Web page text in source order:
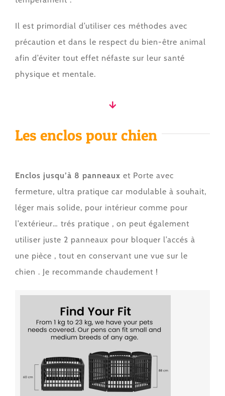
Il est primordial d’utiliser ces méthodes avec
précaution et dans le respect du bien-être animal
afin d’éviter tout effet néfaste sur leur santé
physique et mentale.
Les enclos pour chien
Enclos jusqu’à 8 panneaux et Porte avec
fermeture, ultra pratique car modulable à souhait,
léger mais solide, pour intérieur comme pour
l’extérieur… trés pratique , on peut également
utiliser juste 2 panneaux pour bloquer l’accés à
une pièce , tout en conservant une vue sur le
chien . Je recommande chaudement !